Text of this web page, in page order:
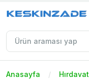
Anasayfa Hırdavat